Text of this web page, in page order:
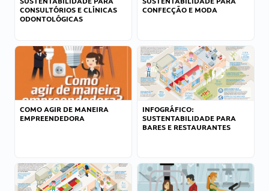
CONSULTÓRIOS E CLÍNICAS
ODONTOLÓGICAS
CONFECÇÃO E MODA
COMO AGIR DE MANEIRA
EMPREENDEDORA
INFOGRÁFICO:
SUSTENTABILIDADE PARA
BARES E RESTAURANTES